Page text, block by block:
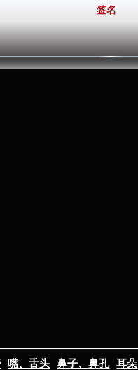
签名
嘴、舌头 鼻子、鼻孔 耳朵